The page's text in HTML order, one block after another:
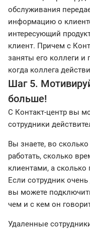
обслуживания
информацию о
интересующий
клиент. Причем с
заняты его коллеги и
когда коллега
Шаг 5.
больше!
С Контакт-центр вы
сотрудники
Вы знаете, во
работать, сколько
клиентами, а
Если сотрудник
вы можете
чем и с кем он
Удаленные